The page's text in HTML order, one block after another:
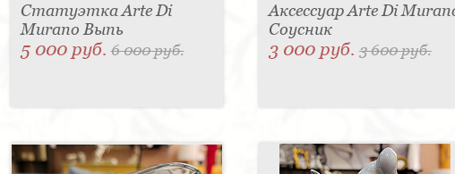
Статуэтка Arte Di
Murano Выпь
5 000 руб.6 000 руб.
Аксессуар Arte Di
Соусник
3 000 руб. 3 600 руб.